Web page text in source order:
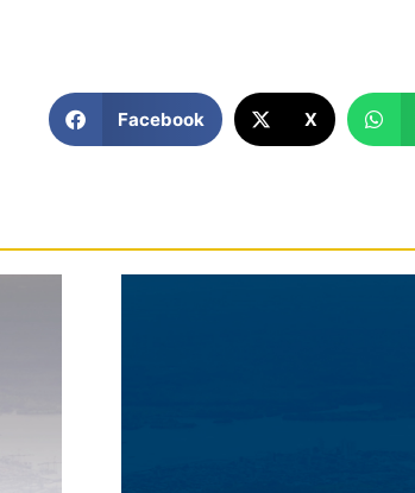
Facebook X